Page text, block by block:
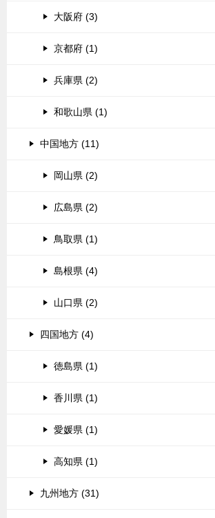
大阪府 (3)
京都府 (1)
兵庫県 (2)
和歌山県 (1)
中国地方 (11)
岡山県 (2)
広島県 (2)
鳥取県 (1)
島根県 (4)
山口県 (2)
四国地方 (4)
徳島県 (1)
香川県 (1)
愛媛県 (1)
高知県 (1)
九州地方 (31)